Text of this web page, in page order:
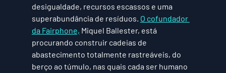
desigualdade, recursos escassos e uma
superabundância de resíduos. O cofundador
da Fairphone, Miquel Ballester, está
procurando construir cadeias de
abastecimento totalmente rastreáveis, do
berço ao túmulo, nas quais cada ser humano